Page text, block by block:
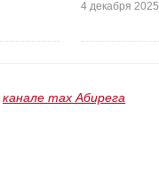
4 декабря 2025
канале max Абирега